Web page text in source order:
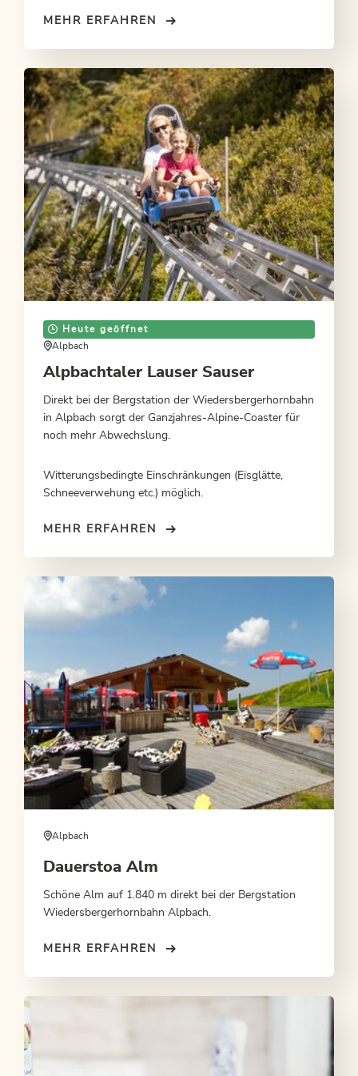
MEHR ERFAHREN
Heute geöffnet
Alpbach
Alpbachtaler Lauser Sauser
Direkt bei der Bergstation der Wiedersbergerhornbahn
in Alpbach sorgt der Ganzjahres-Alpine-Coaster für
noch mehr Abwechslung.
Witterungsbedingte Einschränkungen (Eisglätte,
Schneeverwehung etc.) möglich.
MEHR ERFAHREN
Alpbach
Dauerstoa Alm
Schöne Alm auf 1.840 m direkt bei der Bergstation
Wiedersbergerhornbahn Alpbach.
MEHR ERFAHREN